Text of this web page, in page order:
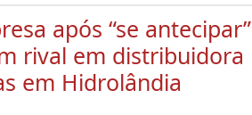
após “se antecipar”
rival em distribuidora
em Hidrolândia